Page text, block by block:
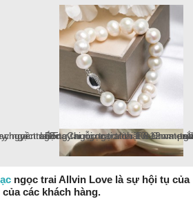
ngọc trai Freshwater tròn 6-7mm trắng
chuyền ngọc trai Freshwater tròn 6-7mm
ngọc trai Freshwater 18k, ngọc trai tròn
Bông tai ngọc trai thật 8-9mm
Lắc tay ngọc trai tròn 10-12mm
tròn 5-6mm trắng chốt bạc
Chuỗi ngọc trai Freshwater
ngọc trai Allvin Love là sự hội tụ
các khách hàng.